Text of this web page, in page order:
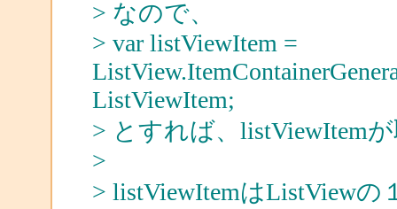
> なので、
> var listViewItem =
ListViewItem;
> とすれば、listViewItem
>
> listViewItemはListView